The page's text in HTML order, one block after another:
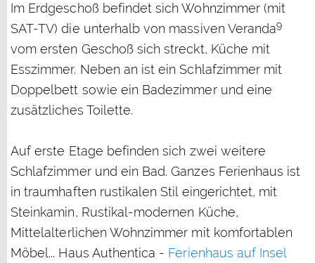
Im Erdgeschoß befindet sich Wohnzimmer (mit
SAT-TV) die unterhalb von massiven Veranda9
vom ersten Geschoß sich streckt, Küche mit
Esszimmer. Neben an ist ein Schlafzimmer mit
Doppelbett sowie ein Badezimmer und eine
zusätzliches Toilette.
Auf erste Etage befinden sich zwei weitere
Schlafzimmer und ein Bad. Ganzes Ferienhaus ist
in traumhaften rustikalen Stil eingerichtet, mit
Steinkamin, Rustikal-modernen Küche,
Mittelalterlichen Wohnzimmer mit komfortablen
Möbel... Haus Authentica - Ferienhaus auf Insel